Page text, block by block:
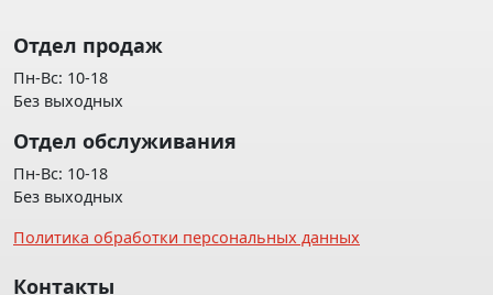
Отдел продаж
Пн-Вс: 10-18
Без выходных
Отдел обслуживания
Пн-Вс: 10-18
Без выходных
Политика обработки персональных данных
Контакты